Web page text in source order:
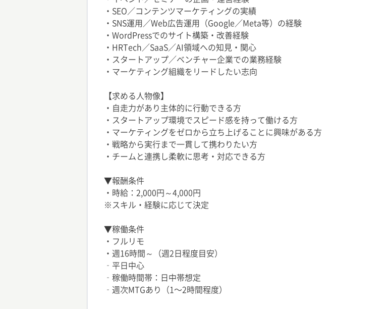
・SEO／コンテンツマーケティングの実績
・SNS運用／Web広告運用（Google／Meta等）の経験
・WordPressでのサイト構築・改善経験
・HRTech／SaaS／AI領域への知見・関心
・スタートアップ／ベンチャー企業での業務経験
・マーケティング組織をリードしたい志向
【求める人物像】
・自走力があり主体的に行動できる方
・スタートアップ環境でスピード感を持って働ける方
・マーケティングをゼロから立ち上げることに興味がある方
・戦略から実行まで一貫して携わりたい方
・チームと連携し柔軟に思考・対応できる方
▼報酬条件
・時給：2,000円～4,000円
※スキル・経験に応じて決定
▼稼働条件
・フルリモ
・週16時間～（週2日程度目安）
‐平日中心
‐稼働時間帯：日中帯想定
‐週次MTGあり（1〜2時間程度）